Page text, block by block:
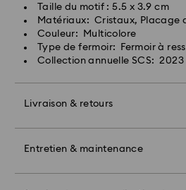
Taille du motif : 5.5 x 3.9 cm
Matériaux: Cristaux, Placage
Couleur: Multicolore
Type de fermoir: Fermoir à
Collection annuelle SCS: 2023
Livraison & retours
Pour l’instant, Swarovski n’est pas
d’effectuer des livraisons vers les
propriété de Swarovski jusqu’à
paiement final.
Creators Lab, veuillez noter qu’il
colis, et que vous en serez
Entretien & maintenance
message cadeau personnalisé.